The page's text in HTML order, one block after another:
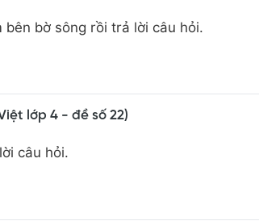
bờ sông rồi trả lời câu hỏi.
lớp 4 - đề số 22)
câu hỏi.